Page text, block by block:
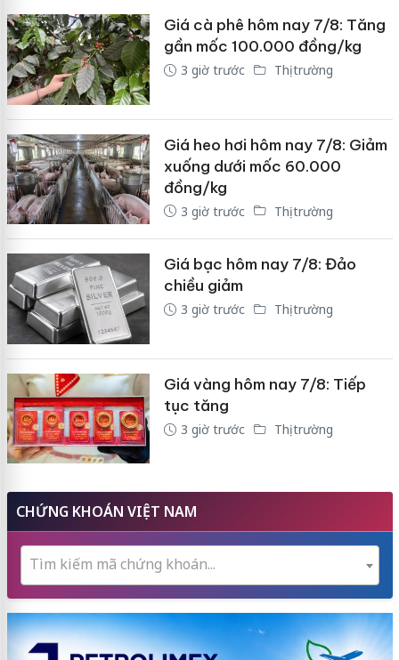
Giá cà phê hôm nay 7/8: Tăng
gần mốc 100.000 đồng/kg
3 giờ trước Thị trường
Giá heo hơi hôm nay 7/8: Giảm
xuống dưới mốc 60.000
đồng/kg
3 giờ trước Thị trường
Giá bạc hôm nay 7/8: Đảo
chiều giảm
3 giờ trước Thị trường
Giá vàng hôm nay 7/8: Tiếp
tục tăng
3 giờ trước Thị trường
CHỨNG KHOÁN VIỆT NAM
Tìm kiếm mã chứng khoán...